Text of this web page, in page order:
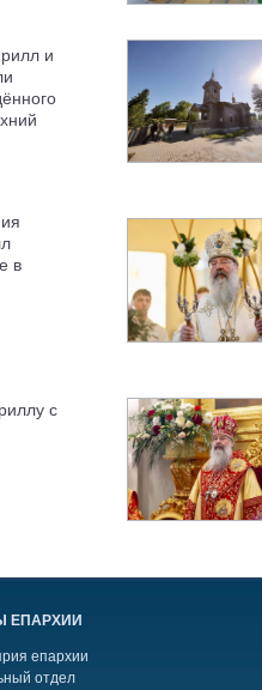
и
в
с
ЕПАРХИИ
епархии
отдел